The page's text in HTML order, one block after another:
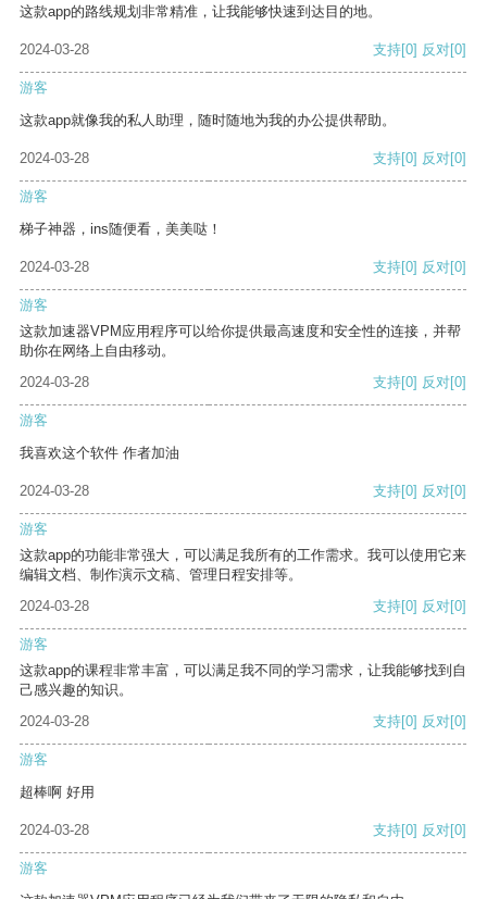
这款app的路线规划非常精准，让我能够快速到达目的地。
2024-03-28 支持[0] 反对[0]
游客
这款app就像我的私人助理，随时随地为我的办公提供帮助。
2024-03-28 支持[0] 反对[0]
游客
梯子神器，ins随便看，美美哒！
2024-03-28 支持[0] 反对[0]
游客
这款加速器VPM应用程序可以给你提供最高速度和安全性的连接，并帮
助你在网络上自由移动。
2024-03-28
支持[0] 反对[0]
游客
我喜欢这个软件 作者加油
2024-03-28 支持[0] 反对[0]
游客
这款app的功能非常强大，可以满足我所有的工作需求。我可以使用它来
编辑文档、制作演示文稿、管理日程安排等。
2024-03-28
支持[0] 反对[0]
游客
这款app的课程非常丰富，可以满足我不同的学习需求，让我能够找到自
己感兴趣的知识。
2024-03-28
支持[0] 反对[0]
游客
超棒啊 好用
2024-03-28 支持[0] 反对[0]
游客